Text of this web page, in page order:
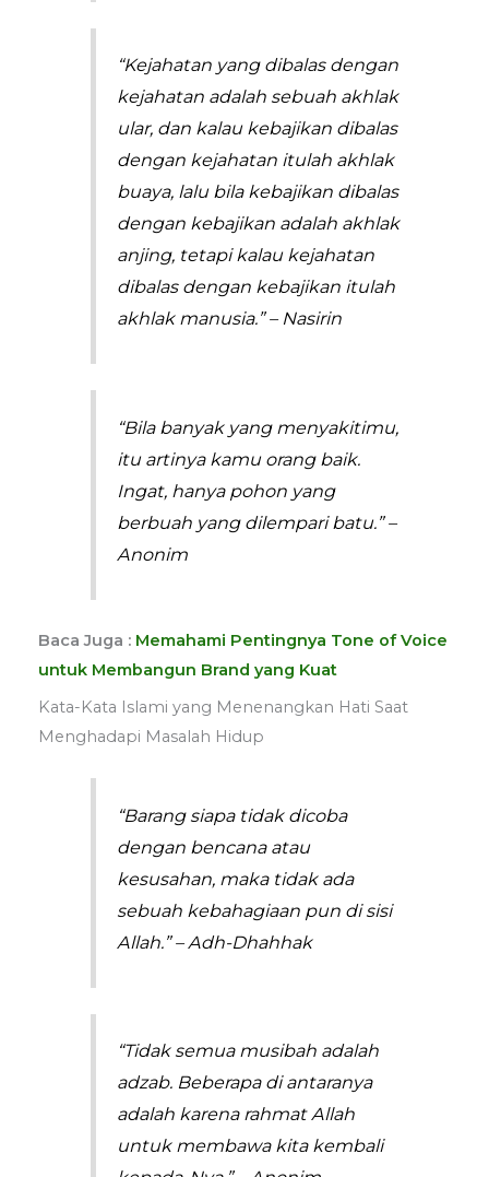
“Kejahatan yang dibalas dengan
kejahatan adalah sebuah akhlak
ular, dan kalau kebajikan dibalas
dengan kejahatan itulah akhlak
buaya, lalu bila kebajikan dibalas
dengan kebajikan adalah akhlak
anjing, tetapi kalau kejahatan
dibalas dengan kebajikan itulah
akhlak manusia.” – Nasirin
“Bila banyak yang menyakitimu,
itu artinya kamu orang baik.
Ingat, hanya pohon yang
berbuah yang dilempari batu.” –
Anonim
Baca Juga : Memahami Pentingnya Tone of Voice
untuk Membangun Brand yang Kuat
Kata-Kata Islami yang Menenangkan Hati Saat
Menghadapi Masalah Hidup
“Barang siapa tidak dicoba
dengan bencana atau
kesusahan, maka tidak ada
sebuah kebahagiaan pun di sisi
Allah.” – Adh-Dhahhak
“Tidak semua musibah adalah
adzab. Beberapa di antaranya
adalah karena rahmat Allah
untuk membawa kita kembali